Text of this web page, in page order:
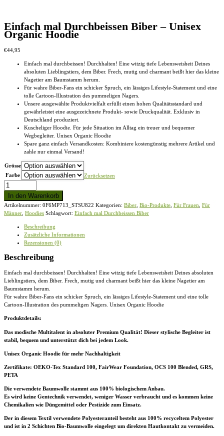
Einfach mal Durchbeissen Biber – Unisex
Organic Hoodie
€44,95
Einfach mal durchbeissen! Durchhalten! Eine witzig tiefe Lebensweisheit Deines
absoluten Lieblingstiers, dem Biber. Frech, mutig und charmant beißt hier das kleine
Nagetier am Baumstamm herum.
Für wahre Biber-Fans ein schicker Spruch, ein lässiges Lifestyle-Statement und eine
tolle Cartoon-Illustration des pummeligen Nagers.
Unsere ausgewählte Produktvielfalt erfüllt einen hohen Qualitätsstandard und
gewährleistet eine ausgezeichnete Produkt- sowie Druckqualität. Exklusiv in
Deutschland produziert.
Kuscheliger Hoodie. Für jede Situation im Alltag ein treuer und bequemer
Wegbegleiter. Unisex Organic Hoodie
Spare ganz einfach Versandkosten: Kombiniere kostengünstig mehrere Artikel und
zahle nur einmal Versand!
Grösse
Farbe
Zurücksetzen
Einfach
mal
Durchbeissen
Biber
-
In den Warenkorb
Artikelnummer: 0F6MP713_STSU822 Kategorien: Biber Bio-Produkte Für Frauen Für
Männer Hoodies Schlagwort: Einfach mal Durchbeissen Biber
Beschreibung
Zusätzliche Informationen
Rezensionen (0)
Beschreibung
Einfach mal durchbeissen! Durchhalten! Eine witzig tiefe Lebensweisheit Deines absoluten
Lieblingstiers, dem Biber. Frech, mutig und charmant beißt hier das kleine Nagetier am
Baumstamm herum.
Für wahre Biber-Fans ein schicker Spruch, ein lässiges Lifestyle-Statement und eine tolle
Cartoon-Illustration des pummeligen Nagers. Unisex Organic Hoodie
Produktdetails:
Das modische Multitalent in absoluter Premium Qualität! Dieser stylische Begleiter ist
stabil, bequem und unterstützt dich bei jedem Look.
Unisex Organic Hoodie für mehr Nachhaltigkeit
Zertifikate: OEKO-Tex Standard 100, FairWear Foundation, OCS 100 Blended, GRS,
PETA
Die verwendete Baumwolle stammt aus 100% biologischem Anbau.
Es wird keine Gentechnik verwendet, weniger Wasser verbraucht und es kommen keine
Chemikalien wie Düngemittel oder Pestizide zum Einsatz.
Der in diesem Textil verwendete Polyesteranteil besteht aus 100% recyceltem Polyester
und ist in 2 Schichten Bio-Baumwolle eingelegt um direkten Hautkontakt zu vermeiden.